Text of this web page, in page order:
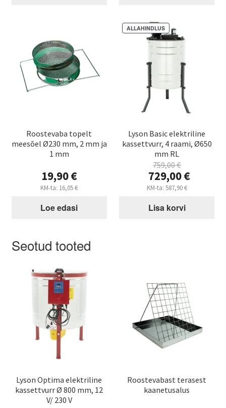
Roostevaba topelt
meesõel Ø230 mm, 2 mm ja
1 mm
19,90€
KM-ta: 16,05€
Loe edasi
Lyson Basic elektriline
kassettvurr, 4 raami, Ø650
mm RL
ALLAHINDLUS
759,00€
Algne
hind
oli:
759,00 €.
729,00€
Praegune
on:
KM-ta: 587,90€
Lisa korvi
Seotud tooted
Lyson Optima elektriline
kassettvurr Ø 800 mm, 12
V/ 230 V
Roostevabast terasest
kaanetusalus